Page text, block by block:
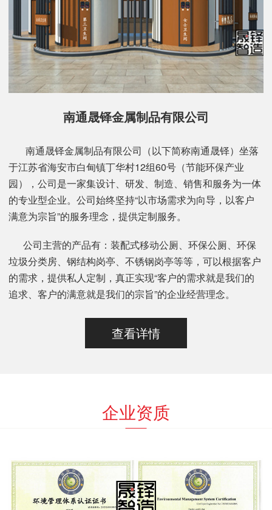
南通晟铎金属制品有限公司
南通晟铎金属制品有限公司（以下简称南通晟铎）坐落
于江苏省海安市白甸镇丁华村12组60号（节能环保产业
园），公司是一家集设计、研发、制造、销售和服务为一体
的专业型企业。公司始终坚持“以市场需求为向导，以客户
满意为宗旨”的服务理念，提供定制服务。
公司主营的产品有：装配式移动公厕、环保公厕、环保
垃圾分类房、钢结构岗亭、不锈钢岗亭等等，可以根据客户
的需求，提供私人定制，真正实现“客户的需求就是我们的
追求、客户的满意就是我们的宗旨”的企业经营理念。
查看详情
企业资质